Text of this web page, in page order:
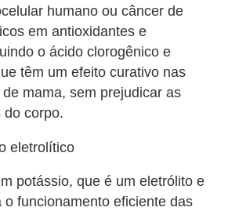
humano ou câncer de
em antioxidantes e
o ácido clorogênico e
têm um efeito curativo nas
mama, sem prejudicar as
​​do corpo.
eletrolítico
potássio, que é um eletrólito e
o funcionamento eficiente das